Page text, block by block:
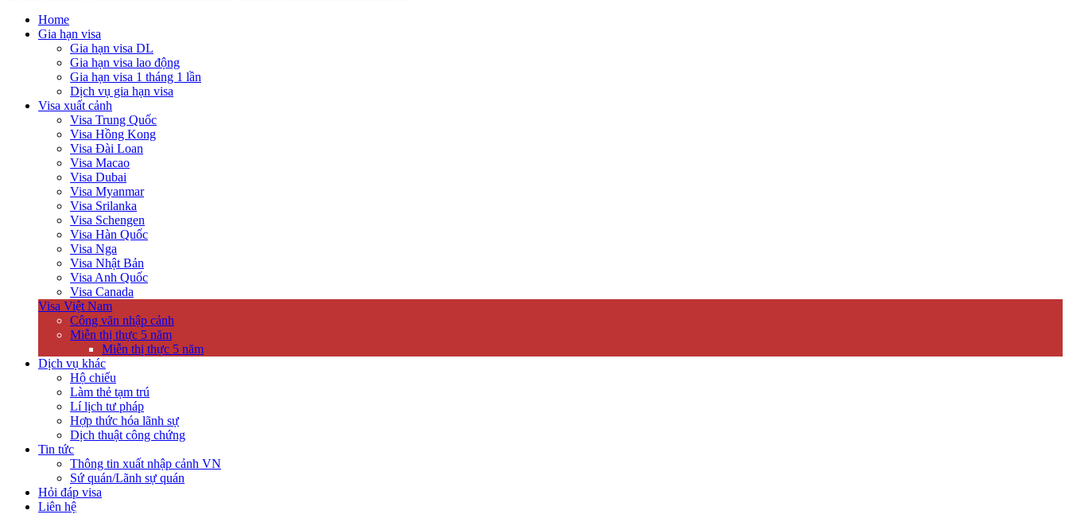
Home
Gia hạn visa
Gia hạn visa DL
Gia hạn visa lao động
Gia hạn visa 1 tháng 1 lần
Dịch vụ gia hạn visa
Visa xuất cảnh
Visa Trung Quốc
Visa Hồng Kong
Visa Đài Loan
Visa Macao
Visa Dubai
Visa Myanmar
Visa Srilanka
Visa Schengen
Visa Hàn Quốc
Visa Nga
Visa Nhật Bản
Visa Anh Quốc
Visa Canada
Visa Việt Nam
Công văn nhập cảnh
Miễn thị thực 5 năm
Miễn thị thực 5 năm
Dịch vụ khác
Hộ chiếu
Làm thẻ tạm trú
Lí lịch tư pháp
Hợp thức hóa lãnh sự
Dịch thuật công chứng
Tin tức
Thông tin xuất nhập cảnh VN
Sứ quán/Lãnh sự quán
Hỏi đáp visa
Liên hệ